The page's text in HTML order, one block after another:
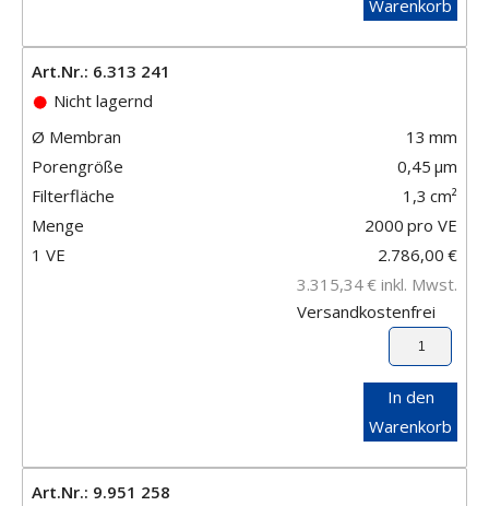
Warenkorb
Art.Nr.: 6.313 241
Nicht lagernd
Ø Membran
13 mm
Porengröße
0,45 μm
Filterfläche
1,3 cm²
Menge
2000 pro VE
1 VE
2.786,00 €
3.315,34€ inkl. Mwst.
Versandkostenfrei
In den
Warenkorb
Art.Nr.: 9.951 258